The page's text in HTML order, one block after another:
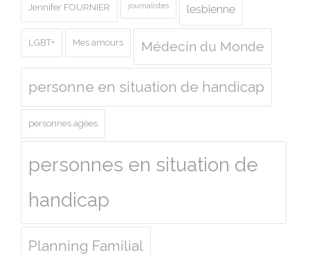
Jennifer FOURNIER journalistes lesbienne
LGBT+ Mes amours Médecin du Monde
personne en situation de handicap
personnes agées
personnes en situation de
handicap
Planning Familial